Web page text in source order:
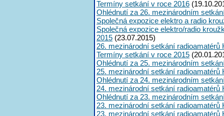
Termíny setkání v roce 2016
Ohlédnutí za 26. mezinárodním
Společná expozice elektro a radio
Společná expozice elektro/radio
2015 (23.07.2015)
26. mezinárodní setkání radioamatérů
Termíny setkání v roce 2015
Ohlédnutí za 25. mezinárodním
25. mezinárodní setkání radioamatérů
Ohlédnutí za 24. mezinárodním
24. mezinárodní setkání radioamatérů
Ohlédnutí za 23. mezinárodním
23. mezinárodní setkání
23. mezinárodní setkání radioamatérů